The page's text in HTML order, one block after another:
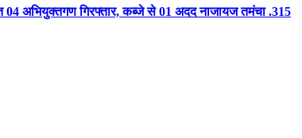
अभियुक्तगण गिरफ्तार, कब्जे से 01 अदद नाजायज तमंचा .315